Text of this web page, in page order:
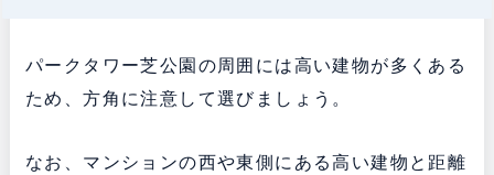
パークタワー芝公園の周囲には高い建物が多くある
ため、方角に注意して選びましょう。
なお、マンションの西や東側にある高い建物と距離